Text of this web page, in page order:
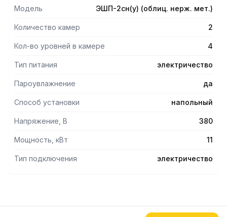
Автоматическое поддержание температуры.
Раздельное регулирование мощности верхних и нижних
ТЭНов.
Модель ЭШП-2сн(у) (облиц. нерж. мет.)
Количество камер 2
Кол-во уровней в камере 4
Тип питания электричество
Пароувлажнение да
Способ установки напольный
Напряжение, В 380
Мощность, кВт 11
Тип подключения электричество